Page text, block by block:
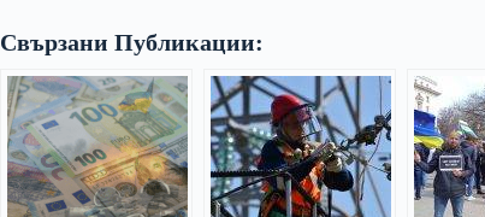
Свързани Публикации: